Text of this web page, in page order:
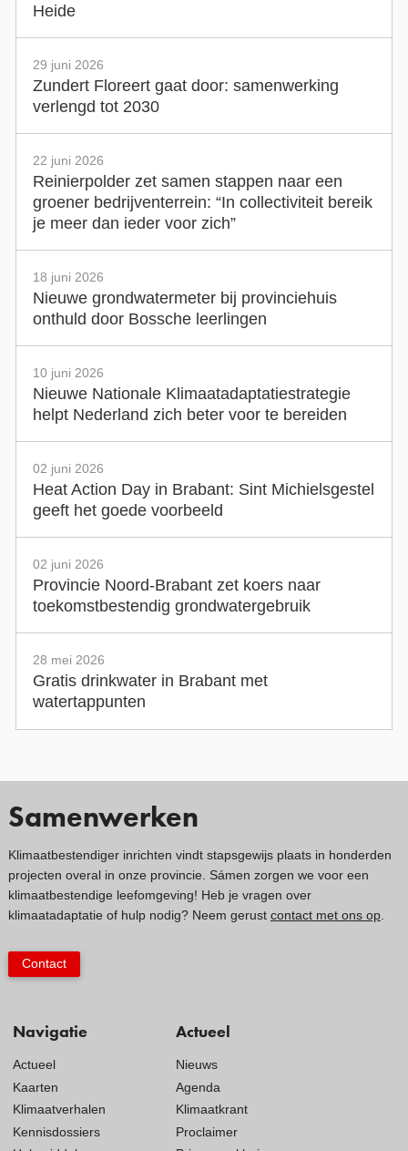
Heide
29 juni 2026
Zundert Floreert gaat door: samenwerking
verlengd tot 2030
22 juni 2026
Reinierpolder zet samen stappen naar een
groener bedrijventerrein: “In collectiviteit bereik
je meer dan ieder voor zich”
18 juni 2026
Nieuwe grondwatermeter bij provinciehuis
onthuld door Bossche leerlingen
10 juni 2026
Nieuwe Nationale Klimaatadaptatiestrategie
helpt Nederland zich beter voor te bereiden
02 juni 2026
Heat Action Day in Brabant: Sint Michielsgestel
geeft het goede voorbeeld
02 juni 2026
Provincie Noord-Brabant zet koers naar
toekomstbestendig grondwatergebruik
28 mei 2026
Gratis drinkwater in Brabant met
watertappunten
Navigatie
Actueel
Kaarten
Klimaatverhalen
Kennisdossiers
Actueel
Nieuws
Agenda
Klimaatkrant
Proclaimer
Samenwerken
Klimaatbestendiger inrichten vindt stapsgewijs plaats in honderden
projecten overal in onze provincie. Sámen zorgen we voor een
klimaatbestendige leefomgeving! Heb je vragen over
klimaatadaptatie of hulp nodig? Neem gerust contact met ons op.
Contact